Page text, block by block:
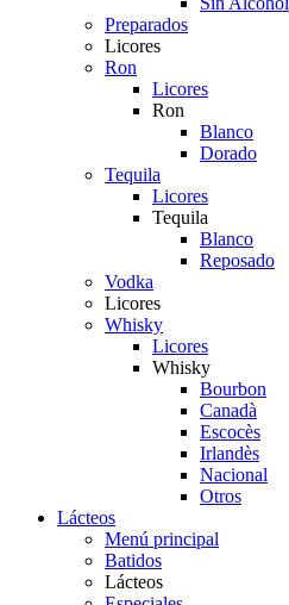
Preparados
Licores
Ron
Licores
Ron
Blanco
Dorado
Tequila
Licores
Tequila
Blanco
Reposado
Vodka
Licores
Whisky
Licores
Whisky
Bourbon
Canadà
Escocès
Irlandès
Nacional
Otros
Lácteos
Menú principal
Batidos
Lácteos